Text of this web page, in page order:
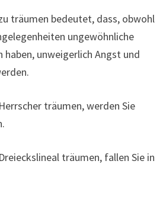
träumen bedeutet, dass, obwohl
ungewöhnliche
haben, unweigerlich Angst und
träumen, werden Sie
träumen, fallen Sie in